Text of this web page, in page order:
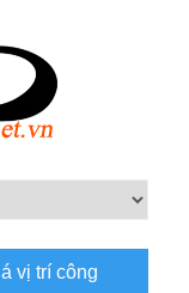
vị trí công